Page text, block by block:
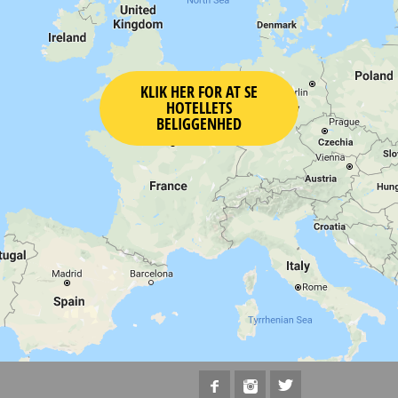
KLIK HER FOR AT SE
HOTELLETS
BELIGGENHED